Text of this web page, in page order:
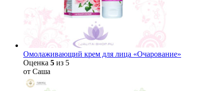
Омолаживающий крем для лица «Очарование»
Оценка 5 из 5
от Саша